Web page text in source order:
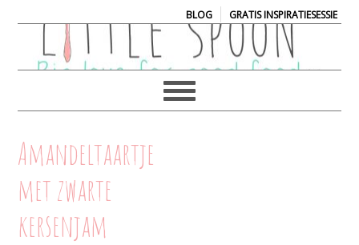
BLOG| GRATIS INSPIRATIESESSIE
Amandeltaartje
met zwarte
kersenjam